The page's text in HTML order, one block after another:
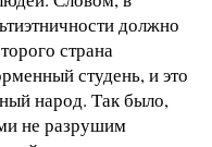
должно
страна
студень, и это
народ. Так было,
не разрушим